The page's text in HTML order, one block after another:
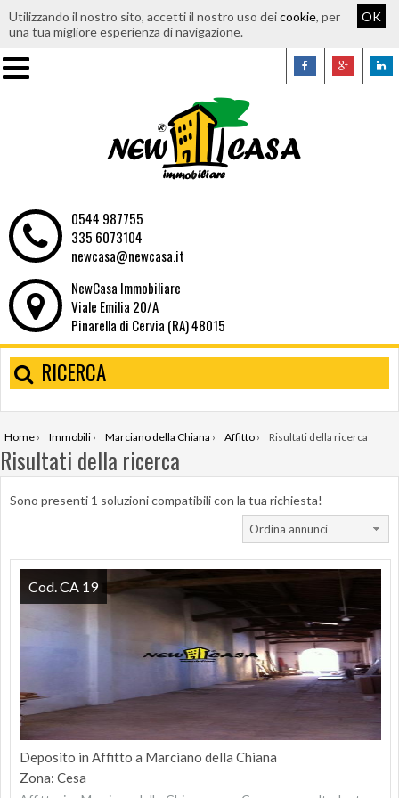
Utilizzando il nostro sito, accetti il nostro uso deicookie, per
una tua migliore esperienza di navigazione.
OK
0544 987755
335 6073104
newcasa@newcasa.it
NewCasa Immobiliare
Viale Emilia 20/A
Pinarella di Cervia (RA) 48015
RICERCA
Home › Immobili › Marciano della Chiana › Affitto › Risultati della ricerca
Risultati della ricerca
Sono presenti 1 soluzioni compatibili con la tua richiesta!
Ordina annunci
Deposito in Affitto a Marciano della Chiana
Zona: Cesa
Cod. CA 19